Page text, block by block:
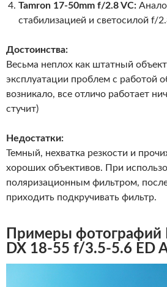
Tamron 17-50mm f/2.8 VC:
стабилизацией и светосилой f/
Достоинства:
Весьма неплох как штатный
эксплуатации проблем с работой
возникало, все отличо работает
стучит)
Недостатки:
Темный, нехватка резкости и
хороших объективов. При
поляризационным фильтром,
приходить подкручивать фильтр.
Примеры фотографий
DX 18-55 f/3.5-5.6 ED